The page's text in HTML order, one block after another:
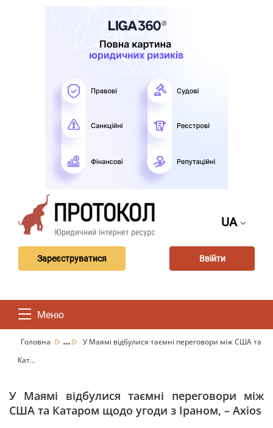
UA
Зареєструватися Ввійти
Меню
Головна ...
У Маямі відбулися таємні переговори між США та
Кат...
У Маямі відбулися таємні переговори між
США та Катаром щодо угоди з Іраном, – Axios